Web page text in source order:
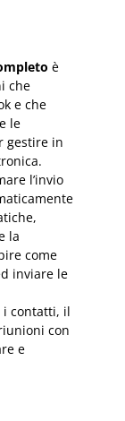
è
che
e che
le
gestire in
l’invio
la
come
inviare le
i contatti, il
con
e